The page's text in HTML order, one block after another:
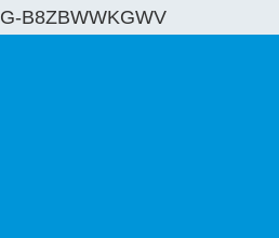
G-B8ZBWWKGWV